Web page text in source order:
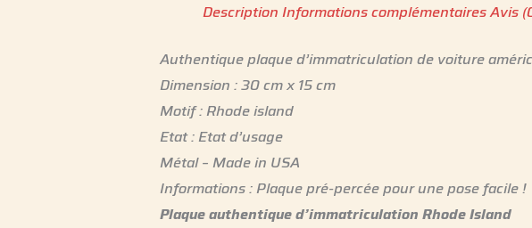
Description Informations complémentairesAvis
Authentique plaque d’immatriculation de voiture
Dimension : 30 cm x 15 cm
Motif : Rhode island
Etat : Etat d’usage
Métal – Made in USA
Informations : Plaque pré-percée pour une pose facile !
Plaque authentique d’immatriculation Rhode Island